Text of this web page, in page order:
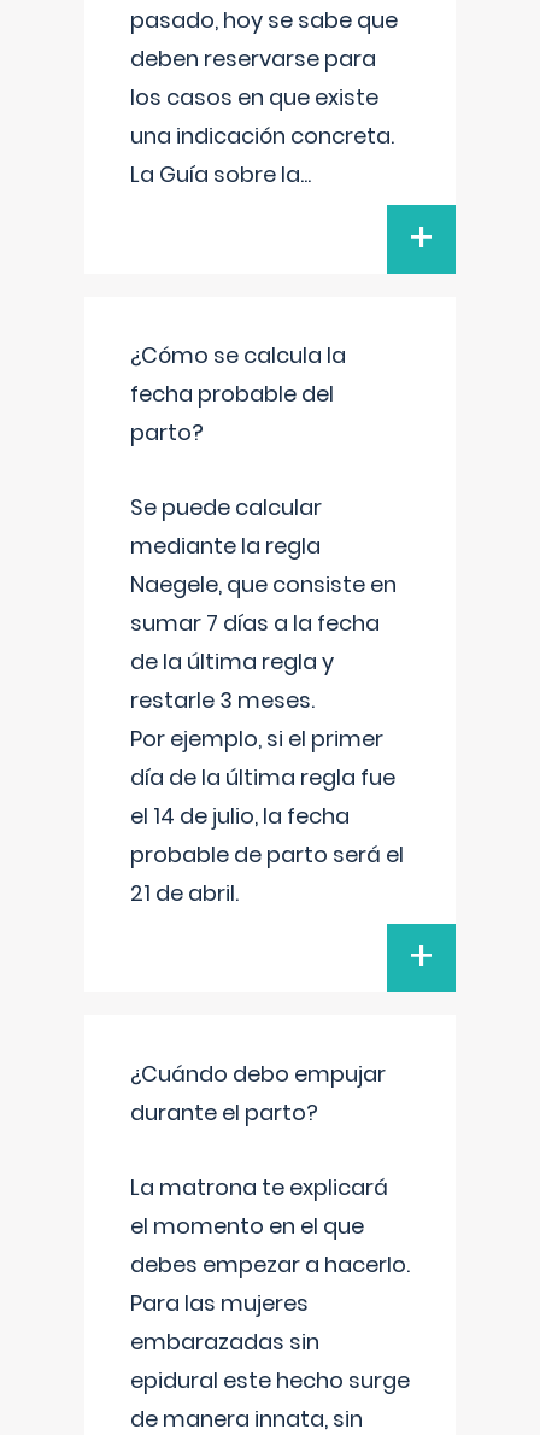
pasado, hoy se sabe que
deben reservarse para
los casos en que existe
una indicación concreta.
La Guía sobre la...
+
¿Cómo se calcula la
fecha probable del
parto?
Se puede calcular
mediante la regla
Naegele, que consiste en
sumar 7 días a la fecha
de la última regla y
restarle 3 meses.
Por ejemplo, si el primer
día de la última regla fue
el 14 de julio, la fecha
probable de parto será el
21 de abril.
+
¿Cuándo debo empujar
durante el parto?
La matrona te explicará
el momento en el que
debes empezar a hacerlo.
Para las mujeres
embarazadas sin
epidural este hecho surge
de manera innata, sin